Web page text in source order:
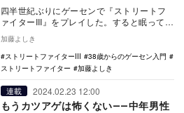
四半世紀ぶりにゲーセンで『ストリートフ
ァイターIII』をプレイした。すると眠ってい
た記憶が湧き出てきた。かつてクリアでき
なかった…
加藤よしき
ストリートファイターIII
38歳からのゲーセン入門
ストリートファイター
加藤よしき
連載 2024.02.23 12:00
もうカツアゲは怖くない――中年男性